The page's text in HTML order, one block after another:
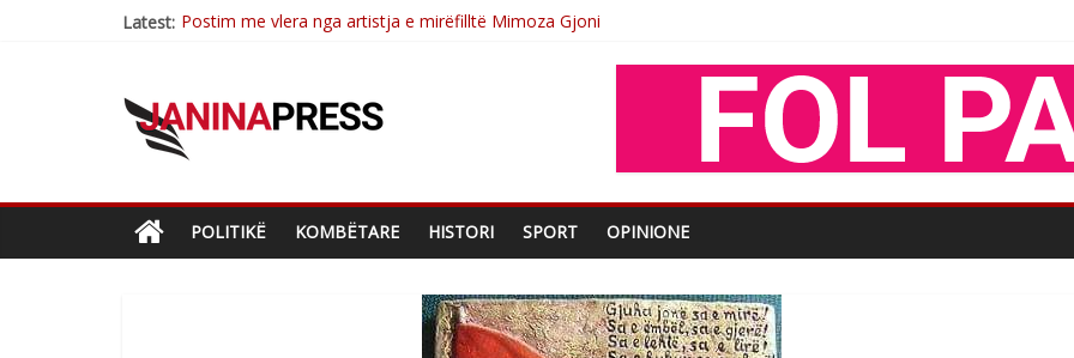
Latest: Nga poetja atdhetare Kumrie Shala -BOLL MO
Çlirimtari Mentor Mushkolaj nderohet me mirenjohje nga Xhevdet Qeriqi Dega e invalidëve në Fushë Kosovë
POLITIKË KOMBËTARE HISTORI SPORT OPINIONE